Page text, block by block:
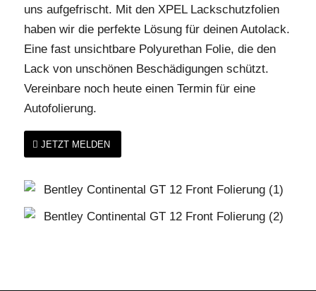
uns aufgefrischt. Mit den XPEL Lackschutzfolien
haben wir die perfekte Lösung für deinen Autolack.
Eine fast unsichtbare Polyurethan Folie, die den
Lack von unschönen Beschädigungen schützt.
Vereinbare noch heute einen Termin für eine
Autofolierung.
JETZT MELDEN